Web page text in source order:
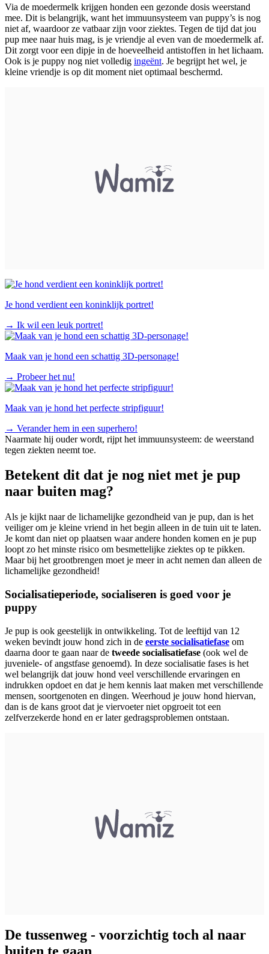
Via de moedermelk krijgen honden een gezonde dosis weerstand
mee. Dit is belangrijk, want het immuunsysteem van puppy’s is nog
niet af, waardoor ze vatbaar zijn voor ziektes. Tegen de tijd dat jou
pup mee naar huis mag, is je vriendje al even van de moedermelk af.
Dit zorgt voor een dipje in de hoeveelheid antistoffen in het lichaam.
Ook is je puppy nog niet volledig ingeënt. Je begrijpt het wel, je
kleine vriendje is op dit moment niet optimaal beschermd.
Je hond verdient een koninklijk portret!
→ Ik wil een leuk portret!
Maak van je hond een schattig 3D-personage!
→ Probeer het nu!
Maak van je hond het perfecte stripfiguur!
→ Verander hem in een superhero!
Naarmate hij ouder wordt, rijpt het immuunsysteem: de weerstand
tegen ziekten neemt toe.
Betekent dit dat je nog niet met je pup
naar buiten mag?
Als je kijkt naar de lichamelijke gezondheid van je pup, dan is het
veiliger om je kleine vriend in het begin alleen in de tuin uit te laten.
Je komt dan niet op plaatsen waar andere honden komen en je pup
loopt zo het minste risico om besmettelijke ziektes op te pikken.
Maar bij het grootbrengen moet je meer in acht nemen dan alleen de
lichamelijke gezondheid!
Socialisatieperiode, socialiseren is goed voor je
puppy
Je pup is ook geestelijk in ontwikkeling. Tot de leeftijd van 12
weken bevindt jouw hond zich in de eerste socialisatiefase om
daarna door te gaan naar de tweede socialisatiefase (ook wel de
juveniele- of angstfase genoemd). In deze socialisatie fases is het
wel belangrijk dat jouw hond veel verschillende ervaringen en
indrukken opdoet en dat je hem kennis laat maken met verschillende
mensen, soortgenoten en dingen. Weerhoud je jouw hond hiervan,
dan is de kans groot dat je viervoeter niet opgroeit tot een
zelfverzekerde hond en er later gedragsproblemen ontstaan.
De tussenweg - voorzichtig toch al naar
buiten te gaan